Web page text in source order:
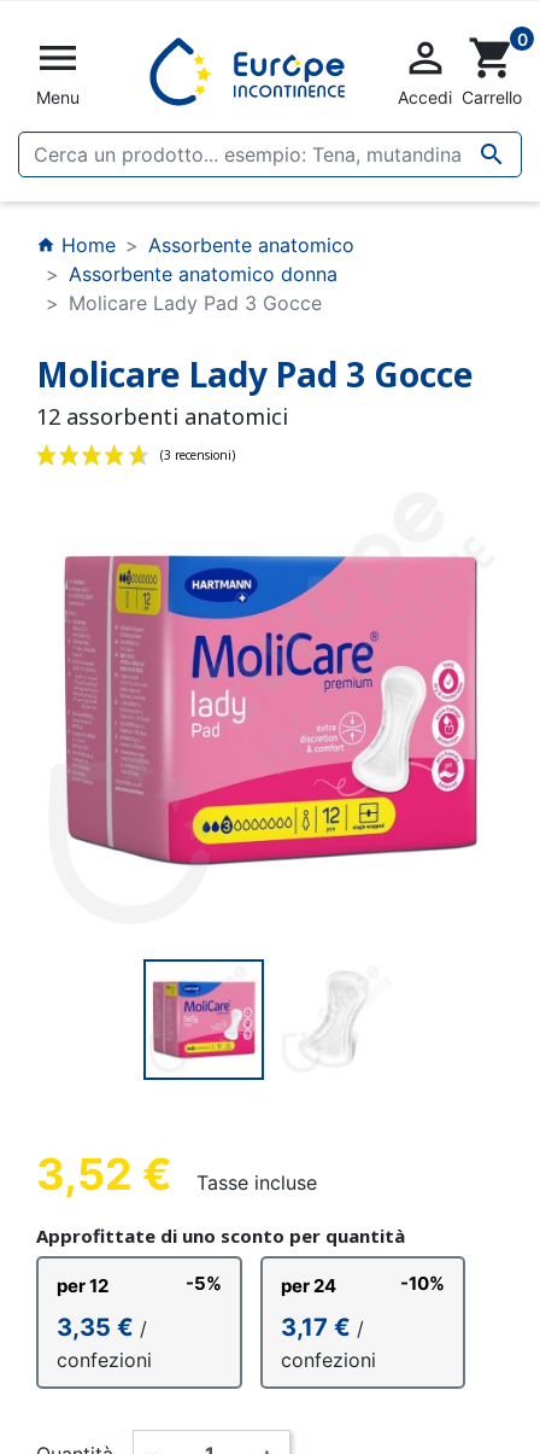

Menu


Accedi
shopping_cart0
Carrello
home Home
Assorbente anatomico
Assorbente anatomico donna
Molicare Lady Pad 3 Gocce
Molicare Lady Pad 3 Gocce
12 assorbenti anatomici
3,52 € Tasse incluse
Approfittate di uno sconto per quantità
per 12 -5%
3,35 € /
confezioni
per 24 -10%
3,17 € /
confezioni